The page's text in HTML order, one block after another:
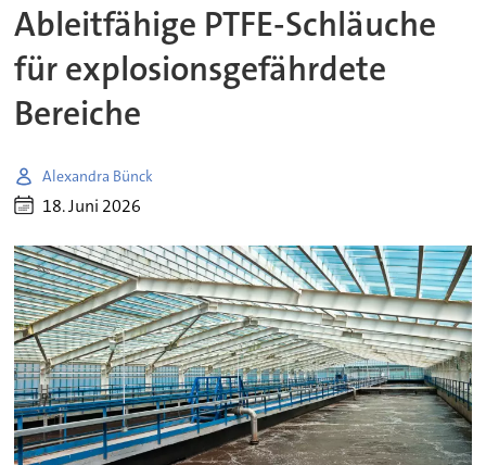
Ableitfähige PTFE-Schläuche
für explosionsgefährdete
Bereiche
Alexandra Bünck
18. Juni 2026